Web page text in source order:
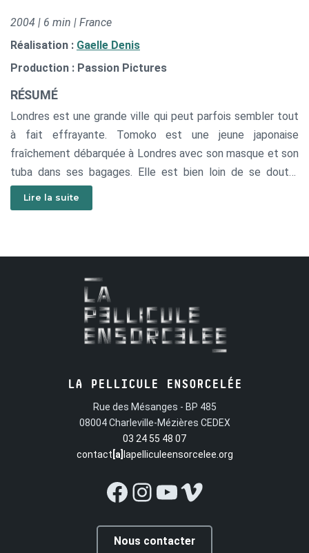
2004 | 6 min | France
Réalisation : Gaelle Denis
Production : Passion Pictures
RÉSUMÉ
Londres est une grande ville qui peut parfois sembler tout
à fait effrayante. Tomoko est une jeune japonaise
fraîchement débarquée à Londres avec son masque et son
tuba dans ses bagages. Elle est bien loin de se douter
qu’elle s’apprête à découvrir un mystérieux secret caché
sous la ville…
Lire la suite
LA PELLICULE ENSORCELÉE
Rue des Mésanges - BP 485
08004 Charleville-Mézières CEDEX
03 24 55 48 07
contact [a]lapelliculeensorcelee.org
Facebook
Instagram
YouTube
Vimeo
Nous contacter